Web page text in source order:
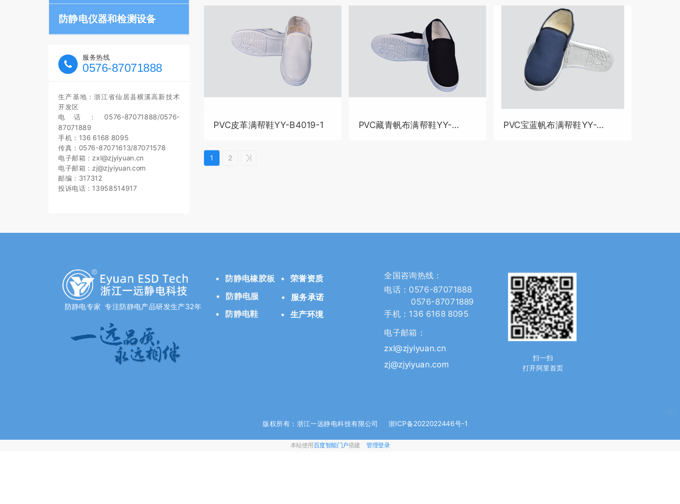
PVC皮革满帮鞋YY-B4019-1
PVC藏青帆布满帮鞋YY-
PVC宝蓝帆布满帮鞋YY-
1 2
防静电仪器和检测设备
服务热线
0576-87071888
生产基地：浙江省仙居县横溪高新技术
开发区
电话：0576-87071888/0576-
87071889
手机：136 6168 8095
传真：0576-87071613/87071578
电子邮箱：zxl@zjyiyuan.cn
电子邮箱：zj@zjyiyuan.com
邮编：317312
投诉电话：13958514917
扫一扫
打开阿里首页
版权所有：浙江一远静电科技有限公司 浙ICP备2022022446号-1
防静电专家 专注防静电产品研发生产32年
• 防静电服
• 防静电鞋
•荣誉资质
• 服务承诺
•生产环境
• 防静电橡胶板 全国咨询热线：
电话：0576-87071888
0576-87071889
手机：136 6168 8095
电子邮箱：
zxl@zjyiyuan.cn
zj@zjyiyuan.com
本站使用百度智能门户搭建 管理登录